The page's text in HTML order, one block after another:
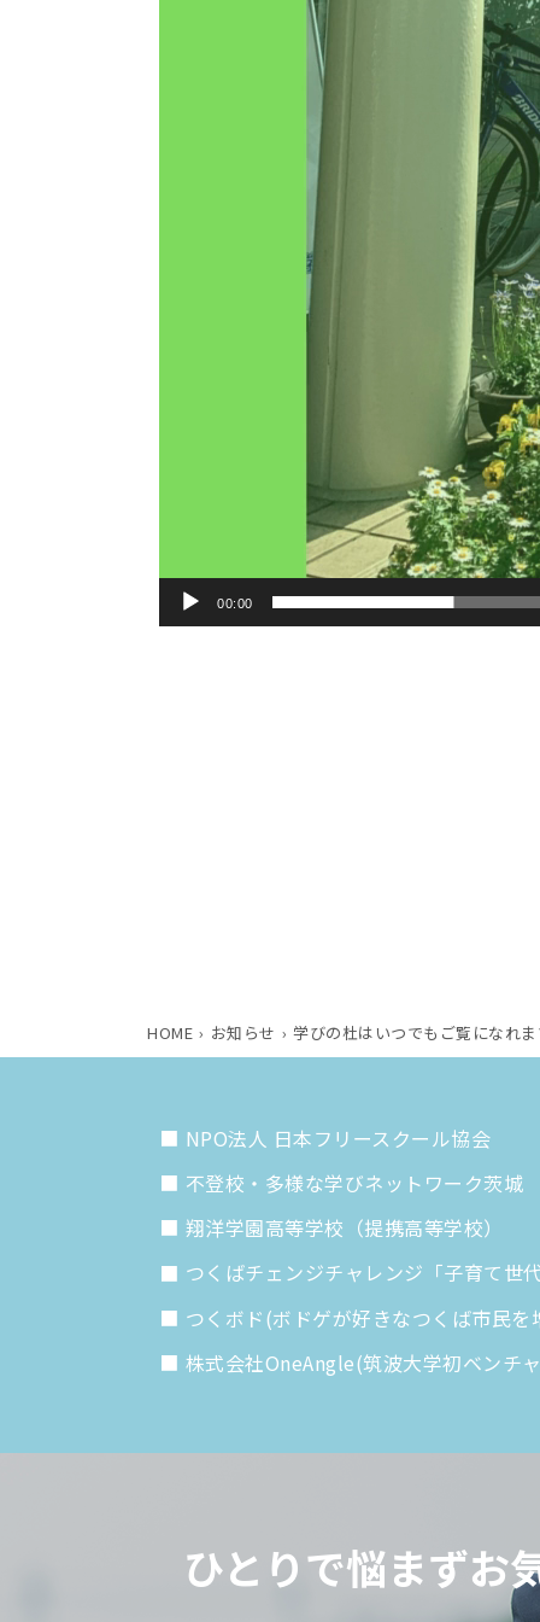
00:00
HOME お知らせ 学びの杜はいつでもご覧になれ
NPO法人 日本フリースクール協会
不登校・多様な学びネットワーク茨城
翔洋学園高等学校（提携高等学校）
つくばチェンジチャレンジ「子育て世
つくボド(ボドゲが好きなつくば市民を
株式会社OneAngle(筑波大学初ベンチ
ひとりで悩まずお